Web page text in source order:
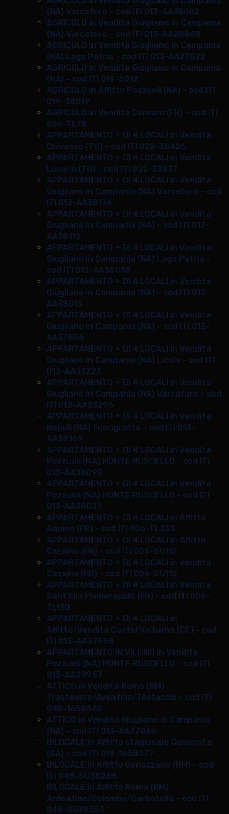
(NA) Varcaturo - cod ITI 013-AA30082
AGRICOLO in Vendita Giugliano in Campania
(NA) Varcaturo - cod ITI 013-AA28868
AGRICOLO in Vendita Giugliano in Campania
(NA) Lago Patria - cod ITI 013-AA27822
AGRICOLO in Vendita Giugliano in Campania
(NA) - cod ITI 019-5012
AGRICOLO in Affitto Pozzuoli (NA) - cod ITI
019-38019
AGRICOLO in Vendita Cervaro (FR) - cod ITI
006-TL78
APPARTAMENTO + DI 4 LOCALI in Vendita
Chivasso (TO) - cod ITI 022-38426
APPARTAMENTO + DI 4 LOCALI in Vendita
Locana (TO) - cod ITI 022-33837
APPARTAMENTO + DI 4 LOCALI in Vendita
Giugliano in Campania (NA) Varcaturo - cod
ITI 013-AA38174
APPARTAMENTO + DI 4 LOCALI in Vendita
Giugliano in Campania (NA) - cod ITI 013-
AA38112
APPARTAMENTO + DI 4 LOCALI in Vendita
Giugliano in Campania (NA) Lago Patria -
cod ITI 013-AA38038
APPARTAMENTO + DI 4 LOCALI in Vendita
Giugliano in Campania (NA) - cod ITI 013-
AA38015
APPARTAMENTO + DI 4 LOCALI in Vendita
Giugliano in Campania (NA) - cod ITI 013-
AA37858
APPARTAMENTO + DI 4 LOCALI in Vendita
Giugliano in Campania (NA) Licola - cod ITI
013-AA33223
APPARTAMENTO + DI 4 LOCALI in Vendita
Giugliano in Campania (NA) Varcaturo - cod
ITI 013-AA23296
APPARTAMENTO + DI 4 LOCALI in Vendita
Napoli (NA) Fuorigrotta - cod ITI 013-
AA38169
APPARTAMENTO + DI 4 LOCALI in Vendita
Pozzuoli (NA) MONTE RUSCELLO - cod ITI
013-AA38092
APPARTAMENTO + DI 4 LOCALI in Vendita
Pozzuoli (NA) MONTE RUSCELLO - cod ITI
013-AA38037
APPARTAMENTO + DI 4 LOCALI in Affitto
Aquino (FR) - cod ITI 006-TL233
APPARTAMENTO + DI 4 LOCALI in Affitto
Cassino (FR) - cod ITI 006-SU112
APPARTAMENTO + DI 4 LOCALI in Vendita
Cassino (FR) - cod ITI 006-SU112
APPARTAMENTO + DI 4 LOCALI in Vendita
Sant'Elia Fiumerapido (FR) - cod ITI 006-
TL130
APPARTAMENTO + DI 4 LOCALI in
Affitto/Vendita Castel Volturno (CE) - cod
ITI 013-AA37568
APPARTAMENTO IN VILLINO in Vendita
Pozzuoli (NA) MONTE RUSCELLO - cod ITI
013-AA29957
ATTICO in Vendita Roma (RM)
Trastevere/Aventino/Testaccio - cod ITI
048-1658362
ATTICO in Vendita Giugliano in Campania
(NA) - cod ITI 013-AA37866
BILOCALE in Affitto stagionale Camerota
(SA) - cod ITI 019-1658377
BILOCALE in Affitto Genazzano (RM) - cod
ITI 048-SU38238
BILOCALE in Affitto Roma (RM)
Ardeatino/Colombo/Garbatella - cod ITI
048-SU38553